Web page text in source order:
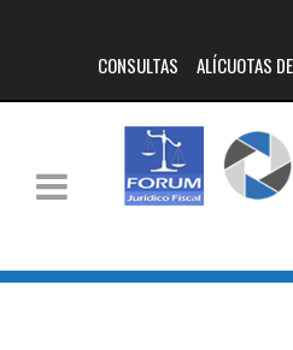
CONSULTAS ALÍCUOTAS